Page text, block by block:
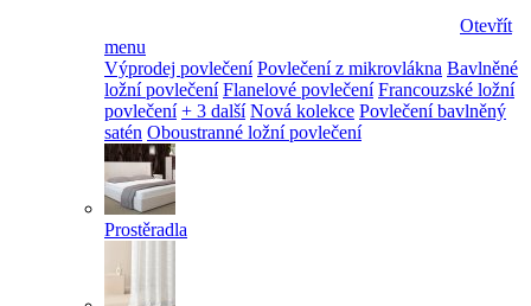
Otevřít
menu
Výprodej povlečení Povlečení z mikrovlákna Bavlněné
ložní povlečení Flanelové povlečení Francouzské ložní
povlečení + 3 další Nová kolekce Povlečení bavlněný
satén Oboustranné ložní povlečení
Prostěradla